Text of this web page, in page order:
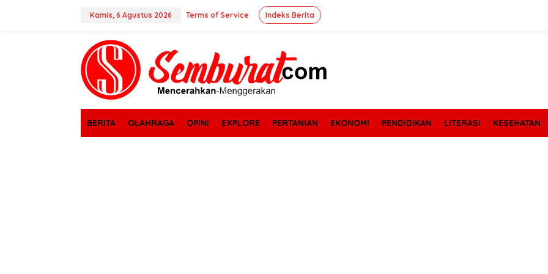
Kamis, 6 Agustus 2026 Terms of Service Indeks Berita
BERITA OLAHRAGA OPINI EXPLORE PERTANIAN EKONOMI PENDIDIKAN LITERASI KESEHATAN